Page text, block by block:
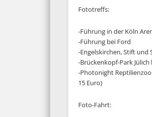
Fototreffs:
-Führung in der Köln
-Führung bei Ford
-Engelskirchen, Stift und
-Brückenkopf-Park
-Photonight
15 Euro)
Foto-Fahrt: